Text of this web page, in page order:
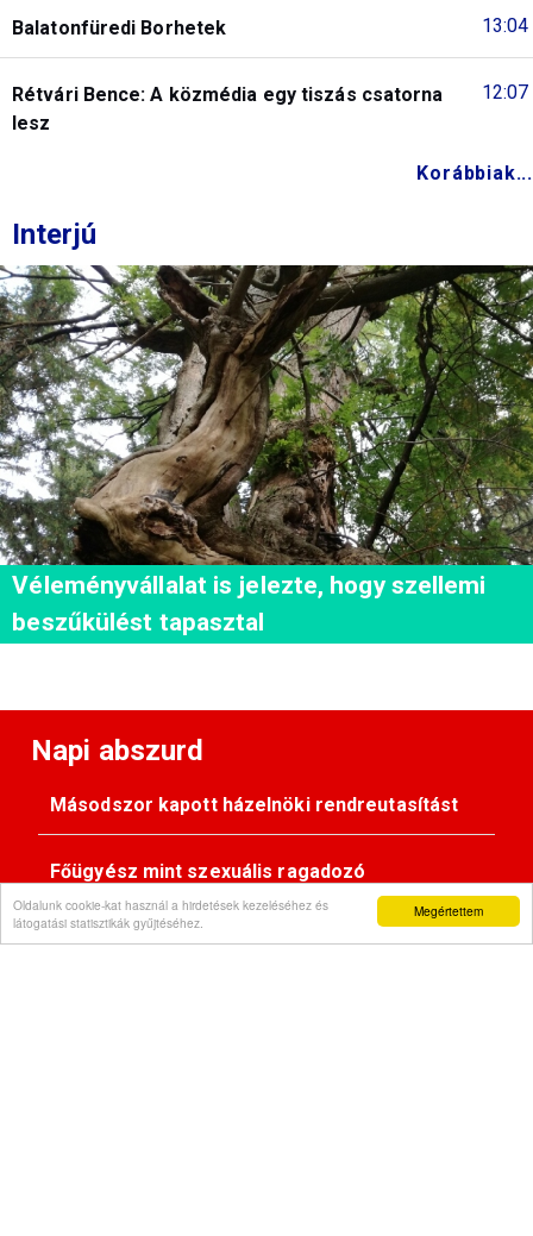
Megértettem
Oldalunk cookie-kat használ a hirdetések kezeléséhez és
látogatási statisztikák gyűjtéséhez.
13:04
Balatonfüredi Borhetek
12:07
Rétvári Bence: A közmédia egy tiszás csatorna
lesz
Korábbiak...
Interjú
Véleményvállalat is jelezte, hogy szellemi
beszűkülést tapasztal
Napi abszurd
Másodszor kapott házelnöki rendreutasítást
Főügyész mint szexuális ragadozó
Pimasz önkényúr